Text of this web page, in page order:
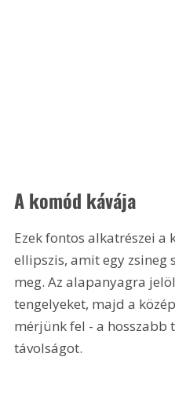
A komód kávája
Ezek fontos alkatrészei a
ellipszis, amit egy zsineg
meg. Az alapanyagra
tengelyeket, majd a
mérjünk fel - a hosszabb
távolságot.